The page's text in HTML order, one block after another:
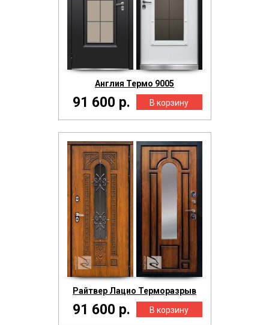
Англия Термо 9005
91 600 р.
Райтвер Лацио Терморазрыв
91 600 р.